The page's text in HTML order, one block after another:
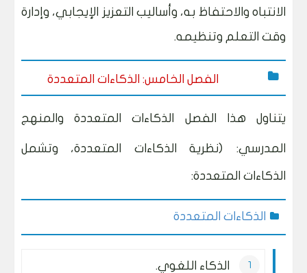
الانتباه والاحتفاظ به، وأساليب التعزيز الإيجابي، وإدارة
وقت التعلم وتنظيمه.
الفصل الخامس: الذكاءات المتعددة
يتناول هذا الفصل الذكاءات المتعددة والمنهج
المدرسي: (نظرية الذكاءات المتعددة، وتشمل
الذكاءات المتعددة:
الذكاءات المتعددة
الذكاء اللغوي.